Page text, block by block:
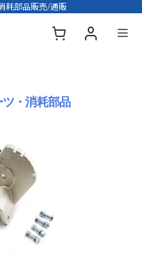
耗部品販売/通販
・消耗部品